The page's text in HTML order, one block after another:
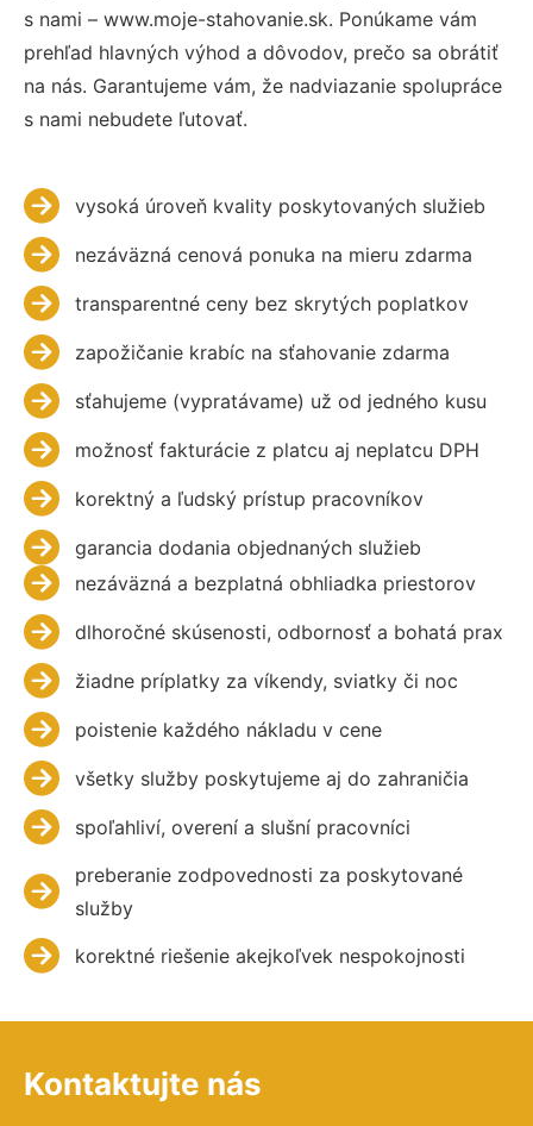
s nami – www.moje-stahovanie.sk. Ponúkame vám
prehľad hlavných výhod a dôvodov, prečo sa obrátiť
na nás. Garantujeme vám, že nadviazanie spolupráce
s nami nebudete ľutovať.
vysoká úroveň kvality poskytovaných služieb
nezáväzná cenová ponuka na mieru zdarma
transparentné ceny bez skrytých poplatkov
zapožičanie krabíc na sťahovanie zdarma
sťahujeme (vypratávame) už od jedného kusu
možnosť fakturácie z platcu aj neplatcu DPH
korektný a ľudský prístup pracovníkov
garancia dodania objednaných služieb
nezáväzná a bezplatná obhliadka priestorov
dlhoročné skúsenosti, odbornosť a bohatá prax
žiadne príplatky za víkendy, sviatky či noc
poistenie každého nákladu v cene
všetky služby poskytujeme aj do zahraničia
spoľahliví, overení a slušní pracovníci
preberanie zodpovednosti za poskytované
služby
korektné riešenie akejkoľvek nespokojnosti
Kontaktujte nás